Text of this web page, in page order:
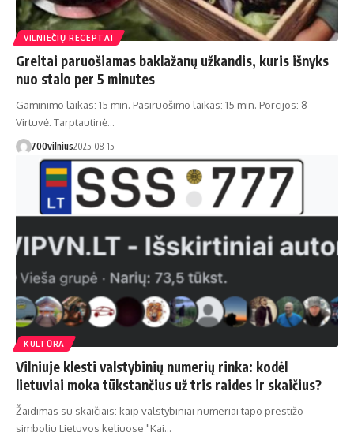
VILNIEČIŲ RECEPTAI
Greitai paruošiamas baklažanų užkandis, kuris išnyks
nuo stalo per 5 minutes
Gaminimo laikas: 15 min. Pasiruošimo laikas: 15 min. Porcijos: 8
Virtuvė: Tarptautinė…
700vilnius2025-08-15
KULTŪRA
Vilniuje klesti valstybinių numerių rinka: kodėl
lietuviai moka tūkstančius už tris raides ir skaičius?
Žaidimas su skaičiais: kaip valstybiniai numeriai tapo prestižo
simboliu Lietuvos keliuose "Kai…